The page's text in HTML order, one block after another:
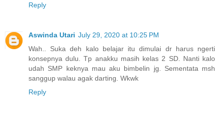
Reply
Aswinda Utari July 29, 2020 at 10:25 PM
Wah.. Suka deh kalo belajar itu dimulai dr harus ngerti
konsepnya dulu. Tp anakku masih kelas 2 SD. Nanti kalo
udah SMP keknya mau aku bimbelin jg. Sementata msh
sanggup walau agak darting. Wkwk
Reply